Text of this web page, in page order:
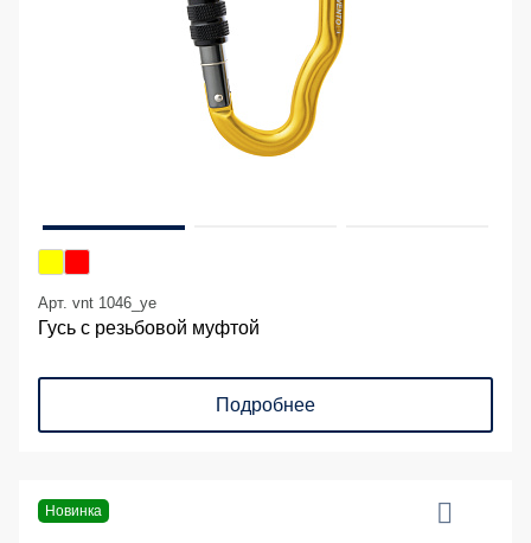
Арт. vnt 1046_ye
Гусь с резьбовой муфтой
Подробнее
Новинка